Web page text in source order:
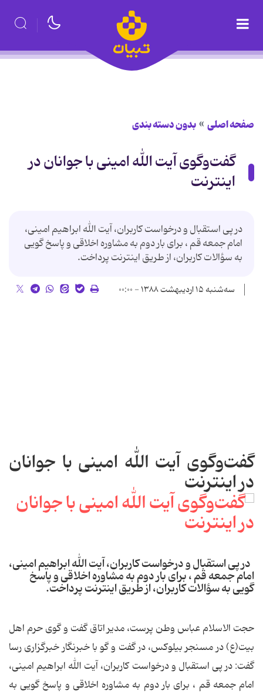
صفحه اصلی بدون دسته بندی
گفت‌و‌گوی آیت الله امینی با جوانان در
اینترنت
در پی استقبال و درخواست کاربران، آیت الله ابراهیم امینی،
امام جمعه قم ، برای بار دوم به مشاوره اخلاقی و پاسخ گویی
به سؤالات کاربران، از طریق اینترنت پرداخت.
سه‌شنبه ۱۵ اردیبهشت ۱۳۸۸ - ۰۰:۰۰
گفت‌و‌گوی آیت الله امینی با جوانان
در اینترنت
در پی استقبال و درخواست کاربران، آیت الله ابراهیم امینی،
امام جمعه قم ، برای بار دوم به مشاوره اخلاقی و پاسخ
گویی به سؤالات کاربران، از طریق اینترنت پرداخت.
حجت الاسلام عباس وطن پرست، مدیر اتاق گفت و گوی حرم اهل
بیت(ع) در مسنجر بیلوکس، در گفت و گو با خبرنگار خبرگزاری رسا
گفت: در پی استقبال و درخواست کاربران، آیت الله ابراهیم امینی،
امام جمعه قم ، برای بار دوم به مشاوره اخلاقی و پاسخ گویی به